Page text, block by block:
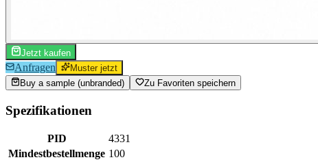
Jetzt kaufen
Anfragen
Muster jetzt
Buy a sample (unbranded)
Zu Favoriten speichern
Spezifikationen
PID
4331
Mindestbestellmenge 100